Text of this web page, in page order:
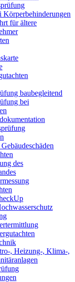
Körperbehinderungen
für ältere
baubegleitend
bei
des
, Heizung-, Klima-,